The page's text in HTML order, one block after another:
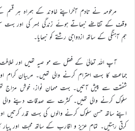
مرحومہ نے تادم آخراپنے خاوند کے ہمراہ ہر
وقف کے تقاضے نبھاتے ہوئے زندگی بسر کی اور بہت
ہم آہنگی کے ساتھ ازدواجی رشتے کو نبھایا۔
آپ اللہ تعالیٰ کے فضل سے مو صیہ تھیں اور خلافت
جماعت کا بہت احترام کرنے والی تھیں۔ مربیان کرام
شفقت سے پیش آتیں۔ بہت مہمان نواز، خوش مزاج
سلوک کرنے والی تھیں۔ کثرت سے صدقات دینے والی
اپنے ساتھ حسن سلوک کرنے والوں کی بہت قدر کرتیں
کرتی رہتیں۔ تمام عزیز و اقارب کے ساتھ محبت اور پیار